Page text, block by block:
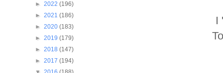
I
► 2022 (196)
► 2021 (186)
► 2020 (183)
► 2019 (179)
► 2018 (147)
► 2017 (194)